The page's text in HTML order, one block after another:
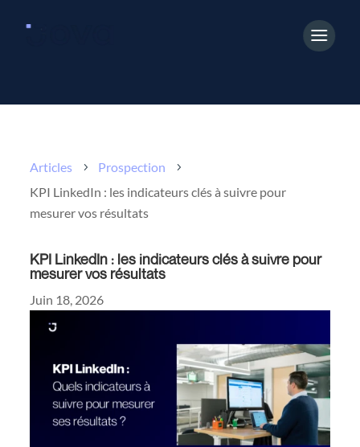
Articles 5 Prospection 5
KPI LinkedIn : les indicateurs clés à suivre pour
mesurer vos résultats
KPI LinkedIn : les indicateurs clés à suivre pour
mesurer vos résultats
Juin 18, 2026